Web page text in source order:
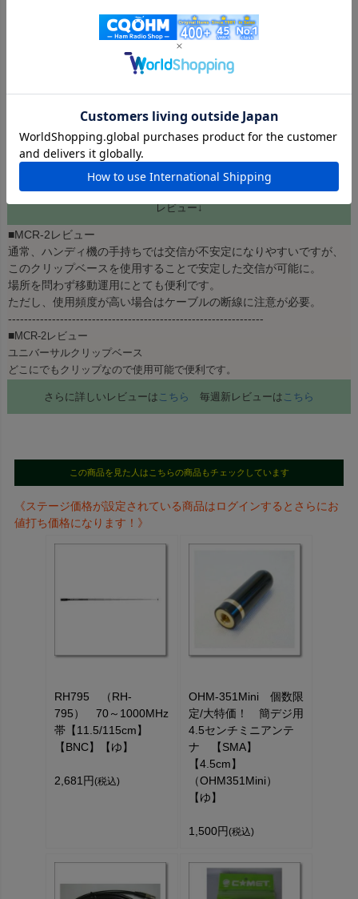
SRH770と一緒に使っうつもりでいたが、少々サイズオーバ
ーだったようですが、強風など悪条件でなければ　なんとか
すべてのレビューを見る
レビュー↓
■MCR-2レビュー
通常、ハンディ機の手持ちでは交信が不安定になりやすいですが、
このクリップベースを使用することで安定した交信が可能に。
場所を問わず移動運用にとても便利です。
ただし、使用頻度が高い場合はケーブルの断線に注意が必要。
----------------------------------------------------------------
■MCR-2レビュー
ユニバーサルクリップベース
どこにでもクリップなので使用可能で便利です。
さらに詳しいレビューは こちら 毎週新レビューは こちら
この商品を見た人はこちらの商品もチェックしています
《ステージ価格が設定されている商品はログインするとさらにお
値打ち価格になります！》
RH795 （RH-
795） 70～1000MHz
帯【11.5/115cm】
【BNC】【ゆ】
2,681円 (税込)
OHM-351Mini 個数限
定/大特価！ 簡デジ用
4.5センチミニアンテ
ナ 【SMA】
【4.5cm】
（OHM351Mini）
【ゆ】
1,500円 (税込)